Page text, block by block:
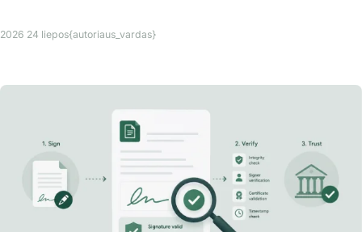
2026 24 liepos{autoriaus_vardas}